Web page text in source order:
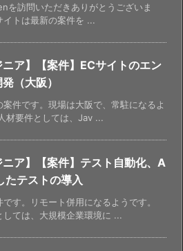
を訪問いただきありがとうございま
イトは最新の案件を ...
ニア】【案件】ECサイトのエン
（大阪）
案件です。現場は大阪で、常駐になるよ
材要件としては、Jav ...
ニア】【案件】テスト自動化、A
たテストの導入
です。リモート併用になるようです。
しては、大規模企業環境に ...